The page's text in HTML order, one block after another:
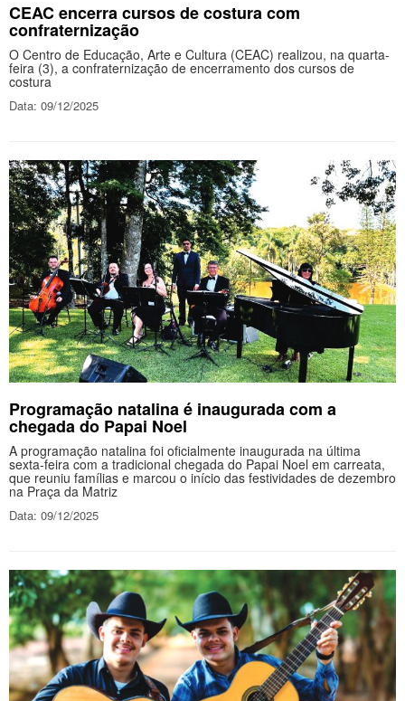
CEAC encerra cursos de costura com
confraternização
O Centro de Educação, Arte e Cultura (CEAC) realizou, na quarta-
feira (3), a confraternização de encerramento dos cursos de
costura
Data: 09/12/2025
Programação natalina é inaugurada com a
chegada do Papai Noel
A programação natalina foi oficialmente inaugurada na última
sexta-feira com a tradicional chegada do Papai Noel em carreata,
que reuniu famílias e marcou o início das festividades de dezembro
na Praça da Matriz
Data: 09/12/2025